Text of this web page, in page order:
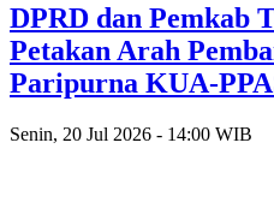
DPRD dan Pemkab
Petakan Arah
Paripurna KUA-
Senin, 20 Jul 2026 - 14:00 WIB